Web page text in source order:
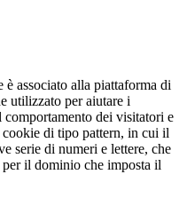
associato alla piattaforma di
utilizzato per aiutare i
dei visitatori e
di tipo pattern, in cui il
serie di numeri e lettere, che
il dominio che imposta il